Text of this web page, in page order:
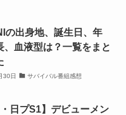
の出身地、誕生日、年
、血液型は？一覧をまと
30日 サバイバル番組感想
・日プS1】デビューメン